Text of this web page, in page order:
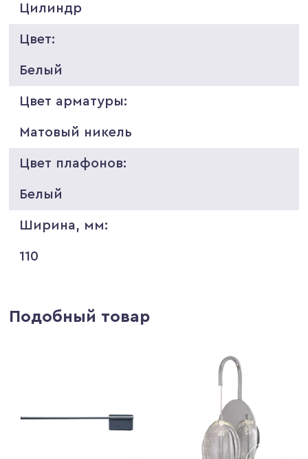
Цилиндр
Цвет:
Белый
Цвет арматуры:
Матовый никель
Цвет плафонов:
Белый
Ширина, мм:
110
Подобный товар